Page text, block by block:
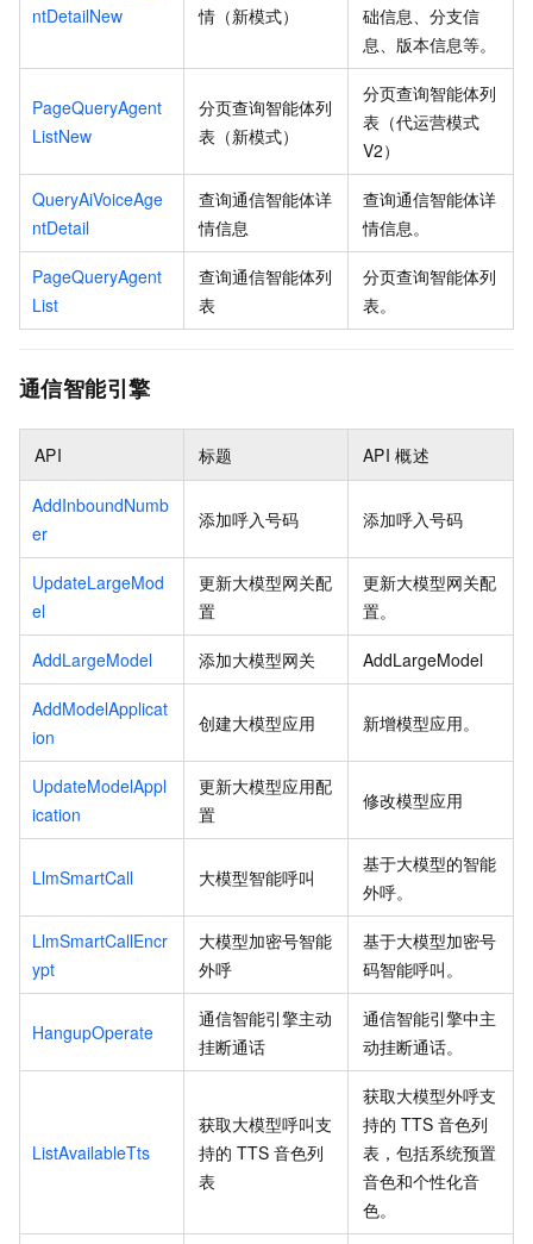
ntDetailNew
情（新模式）
础信息、分支信
息、版本信息等。
PageQueryAgent
ListNew
分页查询智能体列
表（新模式）
分页查询智能体列
表（代运营模式
V2）
QueryAiVoiceAge
ntDetail
查询通信智能体详
情信息
查询通信智能体详
情信息。
PageQueryAgent
List
查询通信智能体列
表
分页查询智能体列
表。
通信智能引擎
API 标题 API 概述
AddInboundNumb
er
添加呼入号码 添加呼入号码
UpdateLargeMod
el
更新大模型网关配
置
更新大模型网关配
置。
AddLargeModel 添加大模型网关 AddLargeModel
AddModelApplicat
ion
创建大模型应用 新增模型应用。
UpdateModelAppl
ication
更新大模型应用配
置
修改模型应用
LlmSmartCall 大模型智能呼叫
基于大模型的智能
外呼。
LlmSmartCallEncr
ypt
大模型加密号智能
外呼
基于大模型加密号
码智能呼叫。
HangupOperate
通信智能引擎主动
挂断通话
通信智能引擎中主
动挂断通话。
ListAvailableTts
获取大模型呼叫支
持的 TTS 音色列
表
获取大模型外呼支
持的 TTS 音色列
表，包括系统预置
音色和个性化音
色。